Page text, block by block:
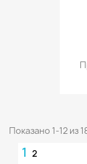
Показано 1-12 из
1 2